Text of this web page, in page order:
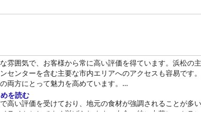
囲気で、お客様から常に高い評価を得ています。浜松の
ンターを含む主要な市内エリアへのアクセスも容易です
方にとって魅力を高めています。
い評価を受けており、地元の食材が強調されることが多
イトとしてよく挙げられます。夕食、特に中華レストラン
りすると指摘するお客様もいました。
を読む